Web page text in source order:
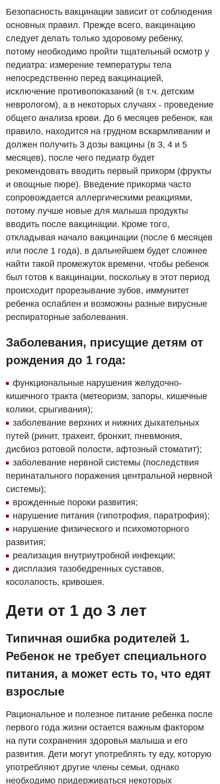
Безопасность вакцинации зависит от соблюдения
основных правил. Прежде всего, вакцинацию
следует делать только здоровому ребенку,
потому необходимо пройти тщательный осмотр у
педиатра: измерение температуры тела
непосредственно перед вакцинацией,
исключение противопоказаний (в т.ч. детским
неврологом), а в некоторых случаях - проведение
общего анализа крови. До 6 месяцев ребенок, как
правило, находится на грудном вскармливании и
должен получить 3 дозы вакцины (в 3, 4 и 5
месяцев), после чего педиатр будет
рекомендовать вводить первый прикорм (фрукты
и овощные пюре). Введение прикорма часто
сопровождается аллергическими реакциями,
потому лучше новые для малыша продукты
вводить после вакцинации. Кроме того,
откладывая начало вакцинации (после 6 месяцев
или после 1 года), в дальнейшем будет сложнее
найти такой промежуток времени, чтобы ребенок
был готов к вакцинации, поскольку в этот период
происходит прорезывание зубов, иммунитет
ребенка ослаблен и возможны разные вирусные
респираторные заболевания.
Заболевания, присущие детям от
рождения до 1 года:
функциональные нарушения желудочно-
кишечного тракта (метеоризм, запоры, кишечные
колики, срыгивания);
заболевание верхних и нижних дыхательных
путей (ринит, трахеит, бронхит, пневмония,
дисбиоз ротовой полости, афтозный стоматит);
заболевание нервной системы (последствия
перинатального поражения центральной нервной
системы);
врожденные пороки развития;
нарушение питания (гипотрофия, паратрофия);
нарушение физического и психомоторного
развития;
реализация внутриутробной инфекции;
дисплазия тазобедренных суставов,
косолапость, кривошея.
Дети от 1 до 3 лет
Типичная ошибка родителей 1.
Ребенок не требует специального
питания, а может есть то, что едят
взрослые
Рациональное и полезное питание ребенка после
первого года жизни остается важным фактором
на пути сохранения здоровья малыша и его
развития. Дети могут употреблять ту еду, которую
употребляют другие члены семьи, однако
необходимо придерживаться некоторых